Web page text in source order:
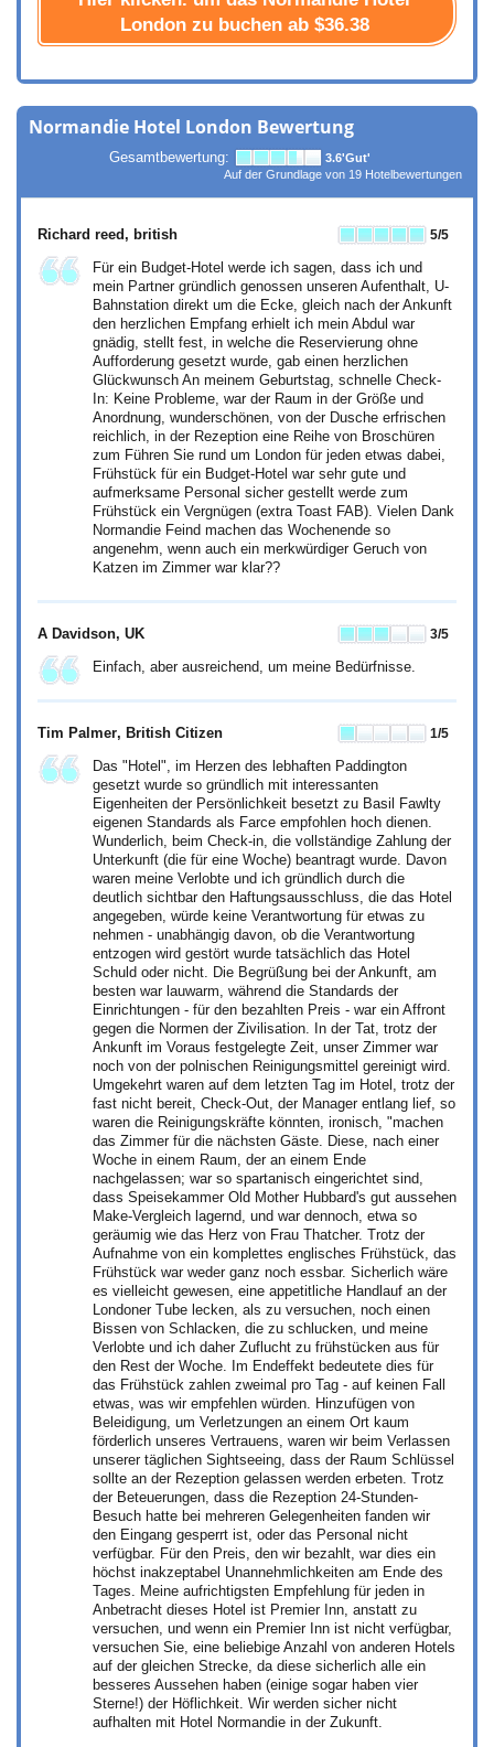
London zu buchen ab $36.38
Normandie Hotel London Bewertung
Gesamtbewertung: 3.6'Gut'
Auf der Grundlage von 19 Hotelbewertungen
Richard reed , british 5/5
Für ein Budget-Hotel werde ich sagen, dass ich und
mein Partner gründlich genossen unseren Aufenthalt, U-
Bahnstation direkt um die Ecke, gleich nach der Ankunft
den herzlichen Empfang erhielt ich mein Abdul war
gnädig, stellt fest, in welche die Reservierung ohne
Aufforderung gesetzt wurde, gab einen herzlichen
Glückwunsch An meinem Geburtstag, schnelle Check-
In: Keine Probleme, war der Raum in der Größe und
Anordnung, wunderschönen, von der Dusche erfrischen
reichlich, in der Rezeption eine Reihe von Broschüren
zum Führen Sie rund um London für jeden etwas dabei,
Frühstück für ein Budget-Hotel war sehr gute und
aufmerksame Personal sicher gestellt werde zum
Frühstück ein Vergnügen (extra Toast FAB). Vielen Dank
Normandie Feind machen das Wochenende so
angenehm, wenn auch ein merkwürdiger Geruch von
Katzen im Zimmer war klar??
A Davidson, UK 3/5
Einfach, aber ausreichend, um meine Bedürfnisse.
Tim Palmer, British Citizen 1/5
Das "Hotel", im Herzen des lebhaften Paddington
gesetzt wurde so gründlich mit interessanten
Eigenheiten der Persönlichkeit besetzt zu Basil Fawlty
eigenen Standards als Farce empfohlen hoch dienen.
Wunderlich, beim Check-in, die vollständige Zahlung der
Unterkunft (die für eine Woche) beantragt wurde. Davon
waren meine Verlobte und ich gründlich durch die
deutlich sichtbar den Haftungsausschluss, die das Hotel
angegeben, würde keine Verantwortung für etwas zu
nehmen - unabhängig davon, ob die Verantwortung
entzogen wird gestört wurde tatsächlich das Hotel
Schuld oder nicht. Die Begrüßung bei der Ankunft, am
besten war lauwarm, während die Standards der
Einrichtungen - für den bezahlten Preis - war ein Affront
gegen die Normen der Zivilisation. In der Tat, trotz der
Ankunft im Voraus festgelegte Zeit, unser Zimmer war
noch von der polnischen Reinigungsmittel gereinigt wird.
Umgekehrt waren auf dem letzten Tag im Hotel, trotz der
fast nicht bereit, Check-Out, der Manager entlang lief, so
waren die Reinigungskräfte könnten, ironisch, "machen
das Zimmer für die nächsten Gäste. Diese, nach einer
Woche in einem Raum, der an einem Ende
nachgelassen; war so spartanisch eingerichtet sind,
dass Speisekammer Old Mother Hubbard's gut aussehen
Make-Vergleich lagernd, und war dennoch, etwa so
geräumig wie das Herz von Frau Thatcher. Trotz der
Aufnahme von ein komplettes englisches Frühstück, das
Frühstück war weder ganz noch essbar. Sicherlich wäre
es vielleicht gewesen, eine appetitliche Handlauf an der
Londoner Tube lecken, als zu versuchen, noch einen
Bissen von Schlacken, die zu schlucken, und meine
Verlobte und ich daher Zuflucht zu frühstücken aus für
den Rest der Woche. Im Endeffekt bedeutete dies für
das Frühstück zahlen zweimal pro Tag - auf keinen Fall
etwas, was wir empfehlen würden. Hinzufügen von
Beleidigung, um Verletzungen an einem Ort kaum
förderlich unseres Vertrauens, waren wir beim Verlassen
unserer täglichen Sightseeing, dass der Raum Schlüssel
sollte an der Rezeption gelassen werden erbeten. Trotz
der Beteuerungen, dass die Rezeption 24-Stunden-
Besuch hatte bei mehreren Gelegenheiten fanden wir
den Eingang gesperrt ist, oder das Personal nicht
verfügbar. Für den Preis, den wir bezahlt, war dies ein
höchst inakzeptabel Unannehmlichkeiten am Ende des
Tages. Meine aufrichtigsten Empfehlung für jeden in
Anbetracht dieses Hotel ist Premier Inn, anstatt zu
versuchen, und wenn ein Premier Inn ist nicht verfügbar,
versuchen Sie, eine beliebige Anzahl von anderen Hotels
auf der gleichen Strecke, da diese sicherlich alle ein
besseres Aussehen haben (einige sogar haben vier
Sterne!) der Höflichkeit. Wir werden sicher nicht
aufhalten mit Hotel Normandie in der Zukunft.